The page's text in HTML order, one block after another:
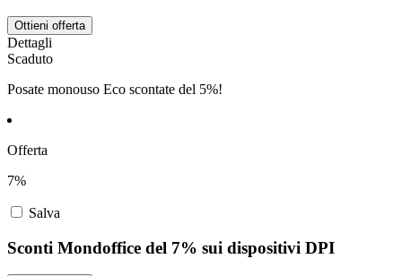
Ottieni offerta
Dettagli
Scaduto
Posate monouso Eco scontate del 5%!
Offerta
7%
Salva
Sconti Mondoffice del 7% sui dispositivi DPI